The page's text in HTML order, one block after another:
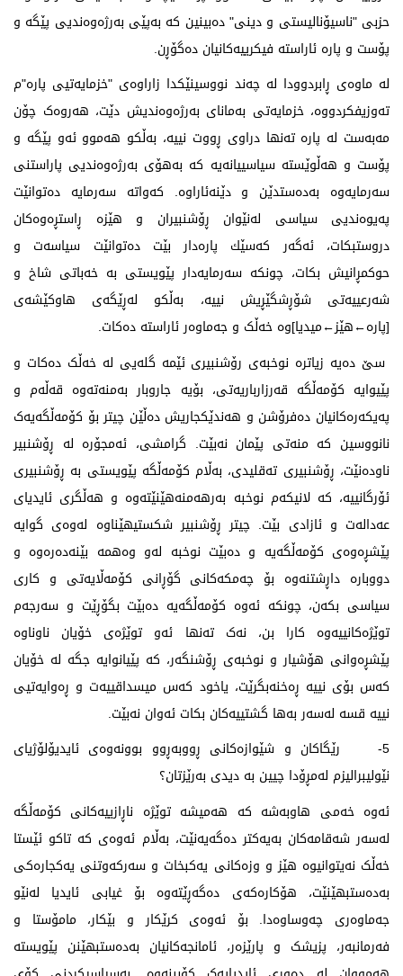
حزبی "ناسیۆنالیستی و دینی" دەبینین کە بەپێی بەرژەوەندیی پێگە و
پۆست و پارە ئاراستە فیکرییەکانیان دەگۆڕن.
لە ماوەی ڕابردوودا لە چەند نووسینێکدا زاراوەی "خزمایەتیی پارە"م
تەوزیفکردووە، خزمایەتی بەمانای بەرژەوەندیش دێت، هەروەک چۆن
مەبەست لە پارە تەنها دراوی ڕووت نییە، بەڵکو هەموو ئەو پێگە و
پۆست و هەڵوێستە سیاسییانەیە کە بەهۆی بەرژەوەندیی پاراستنی
سەرمایەوە بەدەستدێن و دێنەئاراوە. کەواتە سەرمایە دەتوانێت
پەیوەندیی سیاسی لەنێوان ڕۆشنبیران و هێزە ڕاستڕەوەكان
دروستبکات، ئەگه‌ر كه‌سێك پاره‌دار بێت ده‌توانێت سیاسه‌ت و
حوكمڕانیش بكات، چونکە سه‌رمایه‌دار پێویستی به‌ خه‌باتی شاخ و
شه‌رعییه‌تی شۆڕشگێڕیش نییه‌، بەڵکو لەڕێگەی هاوكێشه‌ی
[پاره‌←هێز←میدیا]وە خەڵک و جەماوەر ئاراستە دەکات.
سێ دەیە زیاترە نوخبەی رۆشنبیری ئێمە گلەیی لە خەڵک دەکات و
پێیوایە کۆمەڵگە قەرزارباریەتی، بۆیە جاروبار بەمنەتەوە قەڵەم و
پەیکەرەکانیان دەفرۆشن و هەندێکجاریش دەڵێن چیتر بۆ کۆمەڵگەیەک
نانووسین کە منەتی پێمان نەبێت. گرامشی، ئەمجۆرە لە ڕۆشنبیر
ناودەنێت، ڕۆشنبیری تەقلیدی، بەڵام کۆمەڵگە پێویستی بە ڕۆشنبیری
ئۆرگانییە، کە لانیکەم نوخبە بەرهەمنەهێنێتەوە و هەڵگری ئایدیای
عەدالەت و ئازادی بێت. چیتر ڕۆشنبیر شکستیهێناوە لەوەی گوایە
پێشڕەوەی کۆمەڵگەیە و دەبێت نوخبە لەو وەهمە بێنەدەرەوە و
دووبارە داڕشتنەوە بۆ چەمکەکانی گۆڕانی کۆمەڵایەتی و کاری
سیاسی بکەن، چونکە ئەوە کۆمەڵگەیە دەبێت بگۆڕێت و سەرجەم
توێژەکانییەوە کارا بن، نەک تەنها ئەو توێژەی خۆیان ناوناوە
پێشڕەوانی هۆشیار و نوخبەی ڕۆشنگەر، کە پێیانوایە جگە لە خۆیان
کەس بۆی نییە ڕەخنەبگرێت، یاخود کەس میسداقییەت و ڕەوایەتیی
نییە قسە لەسەر بەها گشتییەکان بکات ئەوان نەبێت.
5- رێگاكان و شێوازەكانی ڕووبەڕوو بوونەوەی ئایدیۆلۆژیای
نێولیبرالیزم لەمڕۆدا چیین بە دیدی بەرێزتان؟
ئەوە خەمی هاوبەشە کە هەمیشە توێژە ناڕازییەکانی کۆمەڵگە
لەسەر شەقامەکان بەیەکتر دەگەیەنێت، بەڵام ئەوەی کە تاکو ئێستا
خەڵک نەیتوانیوە هێز و وزەکانی یەکبخات و سەرکەوتنی یەکجارەکی
بەدەستبهێنێت، هۆکارەکەی دەگەڕێتەوە بۆ غیابی ئایدیا لەنێو
جەماوەری چەوساوەدا. بۆ ئەوەی کرێکار و بێکار، مامۆستا و
فەرمانبەر، پزیشک و پارێزەر، ئامانجەکانیان بەدەستبهێنن پێویستە